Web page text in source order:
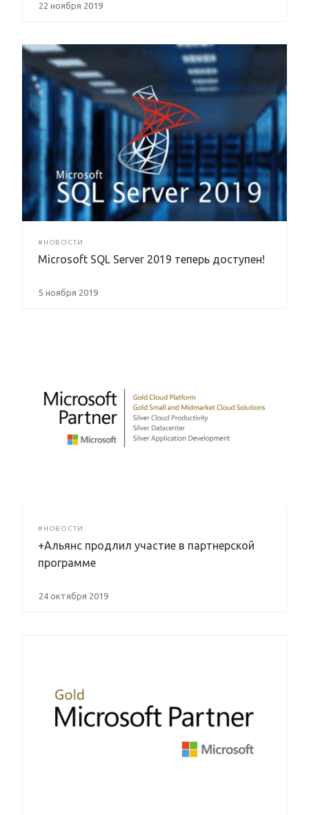
22 ноября 2019
#НОВОСТИ
Microsoft SQL Server 2019 теперь доступен!
5 ноября 2019
#НОВОСТИ
+Альянс продлил участие в партнерской
программе
24 октября 2019